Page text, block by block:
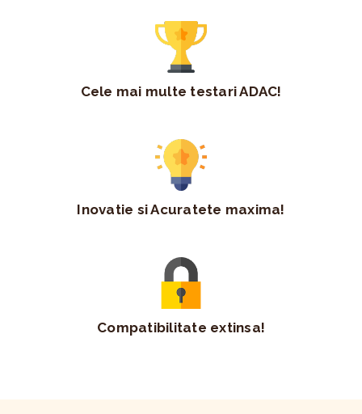
Cele mai multe testari ADAC!
Inovatie si Acuratete maxima!
Compatibilitate extinsa!